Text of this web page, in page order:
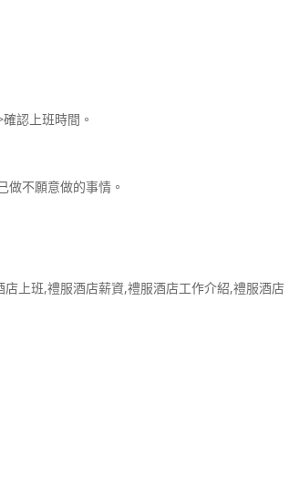
認上班時間。
做不願意做的事情。
上班,禮服酒店薪資,禮服酒店工作介紹,禮服酒店